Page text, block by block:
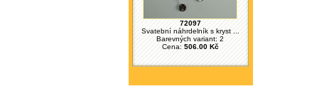
72097
Svatební náhrdelník s kryst ...
Barevných variant: 2
Cena: 506.00 Kč